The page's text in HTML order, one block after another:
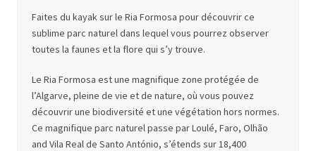
Faites du kayak sur le Ria Formosa pour découvrir ce
sublime parc naturel dans lequel vous pourrez observer
toutes la faunes et la flore qui s’y trouve.
Le Ria Formosa est une magnifique zone protégée de
l’Algarve, pleine de vie et de nature, où vous pouvez
découvrir une biodiversité et une végétation hors normes.
Ce magnifique parc naturel passe par Loulé, Faro, Olhão
and Vila Real de Santo António, s’étends sur 18,400